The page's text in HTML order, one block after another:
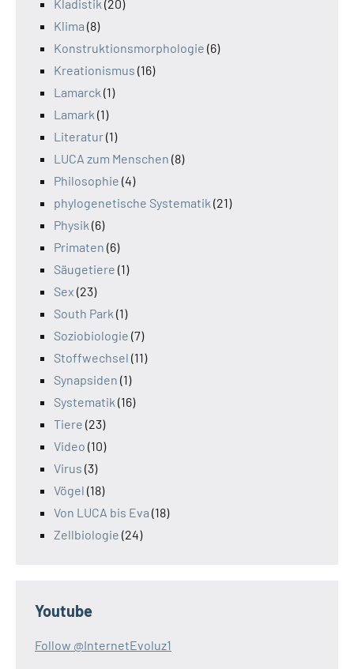
Kladistik (20)
Klima (8)
Konstruktionsmorphologie (6)
Kreationismus (16)
Lamarck (1)
Lamark (1)
Literatur(1)
LUCA zum Menschen (8)
Philosophie (4)
phylogenetische Systematik (21)
Physik (6)
Primaten (6)
Säugetiere (1)
Sex (23)
South Park (1)
Soziobiologie (7)
Stoffwechsel (11)
Synapsiden (1)
Systematik (16)
Tiere (23)
Video (10)
Virus (3)
Vögel (18)
Von LUCA bis Eva (18)
Zellbiologie (24)
Youtube
Follow @InternetEvoluz1